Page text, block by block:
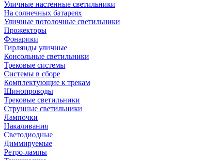
Уличные настенные светильники
На солнечных батареях
Уличные потолочные светильники
Прожекторы
Фонарики
Гирлянды уличные
Консольные светильники
Трековые системы
Системы в сборе
Комплектующие к трекам
Шинопроводы
Трековые светильники
Струнные светильники
Лампочки
Накаливания
Светодиодные
Диммируемые
Ретро-лампы